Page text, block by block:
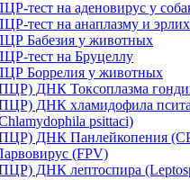
тест на аденовирус у
тест на анаплазму и
Бабезия у животных
тест на Бруцеллу
Боррелия у животных
ДНК Токсоплазма
ДНК хламидофила
psittaci)
ДНК Панлейкопения
(FPV)
ДНК лептоспира